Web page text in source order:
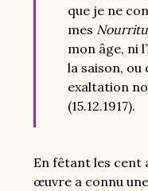
que je ne
mes
mon âge, ni
la saison, ou
exaltation
(15.12.1917).
En fêtant les cent
œuvre a connu